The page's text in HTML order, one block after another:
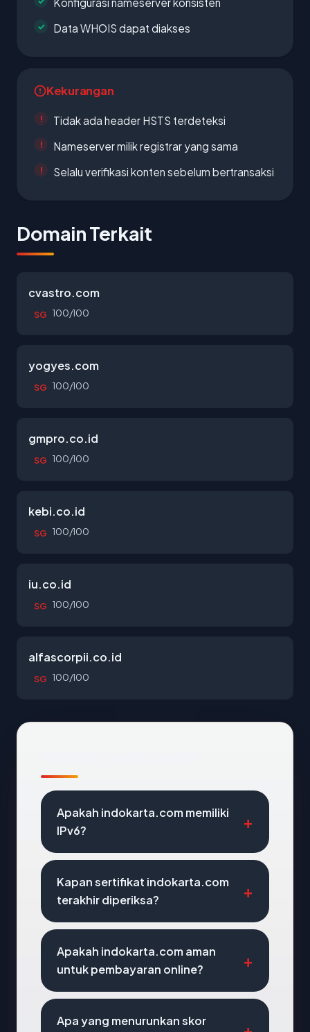
Data WHOIS dapat diakses
Kekurangan
Tidak ada header HSTS terdeteksi
Nameserver milik registrar yang sama
Selalu verifikasi konten sebelum bertransaksi
Domain Terkait
cvastro.com
SG 100/100
yogyes.com
SG 100/100
gmpro.co.id
SG 100/100
kebi.co.id
SG 100/100
iu.co.id
SG 100/100
alfascorpii.co.id
SG 100/100
Apakah indokarta.com memiliki
IPv6?
Kapan sertifikat indokarta.com
terakhir diperiksa?
Apakah indokarta.com aman
untuk pembayaran online?
Apa yang menurunkan skor